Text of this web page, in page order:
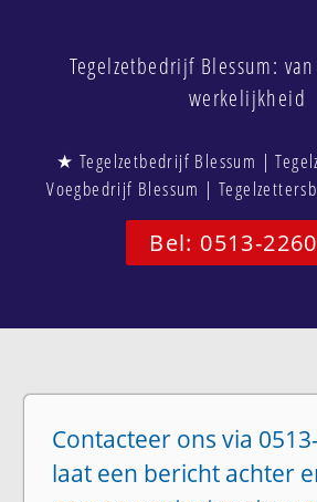
Tegelzetbedrijf Blessum:
werkelijkheid
★ Tegelzetbedrijf Blessum |
Voegbedrijf Blessum |
Bel: 0513-
Contacteer ons via
laat een bericht achter